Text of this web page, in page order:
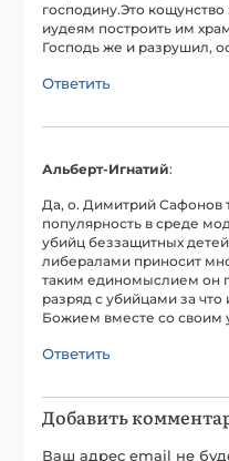
господину.Это
иудеям построить им
Господь же и разрушил,
Ответить
Альберт-Игнатий:
Да, о. Димитрий Сафонов
популярность в среде
убийц беззащитных
либералами приносит
таким единомыслием он
разряд с убийцами за
Божием вместе со своим
Ответить
Добавить
Ваш адрес email не